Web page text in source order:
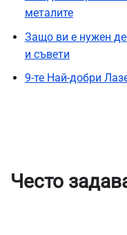
металите
Защо ви е нужен
и съвети
9-те Най-добри
Често